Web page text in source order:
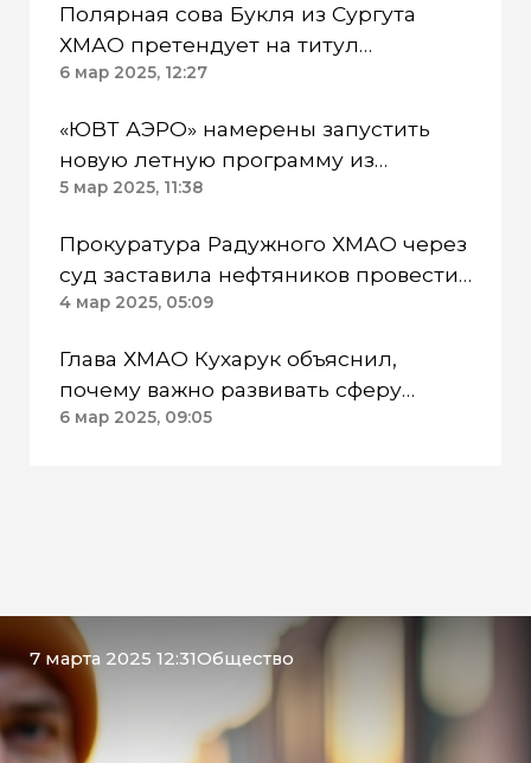
Полярная сова Букля из Сургута
ХМАО претендует на титул
«ЗооМисс2025»
6 мар 2025, 12:27
«ЮВТ АЭРО» намерены запустить
новую летную программу из
Чебоксар в Нижневартовск ХМАО
5 мар 2025, 11:38
Прокуратура Радужного ХМАО через
суд заставила нефтяников провести
перерасчет зарплат
4 мар 2025, 05:09
Глава ХМАО Кухарук объяснил,
почему важно развивать сферу
креативных индустрий
6 мар 2025, 09:05
7 марта 2025 12:31Общество